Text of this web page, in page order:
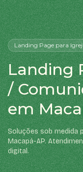
Landing Pagepara
Landing
/
em
Soluções sob medida
Macapá-AP.
digital.